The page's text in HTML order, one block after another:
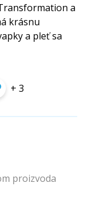
a
krásnu
a pleť sa
+ 3
proizvoda